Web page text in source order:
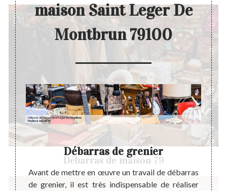
Débarras de maison 79
maison Saint Leger De
Montbrun 79100
de
Débarras de grenier
Avant de mettre en œuvre un travail de débarras
de grenier, il est très indispensable de réaliser
La
peut